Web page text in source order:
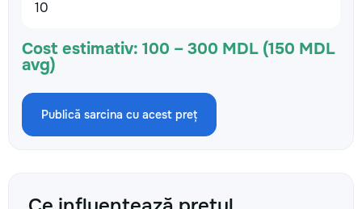
Cost estimativ: 100 – 300 MDL (150 MDL
avg)
Publică sarcina cu acest preț